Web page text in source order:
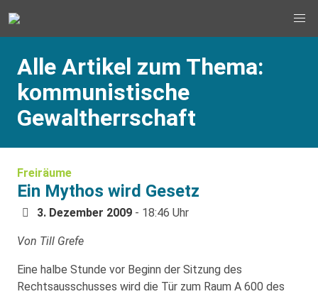
Alle Artikel zum Thema:
kommunistische
Gewaltherrschaft
Freiräume
Ein Mythos wird Gesetz
3. Dezember 2009 - 18:46 Uhr
Von Till Grefe
Eine halbe Stunde vor Beginn der Sitzung des
Rechtsausschusses wird die Tür zum Raum A 600 des